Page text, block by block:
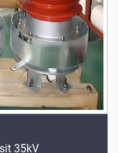
35kV